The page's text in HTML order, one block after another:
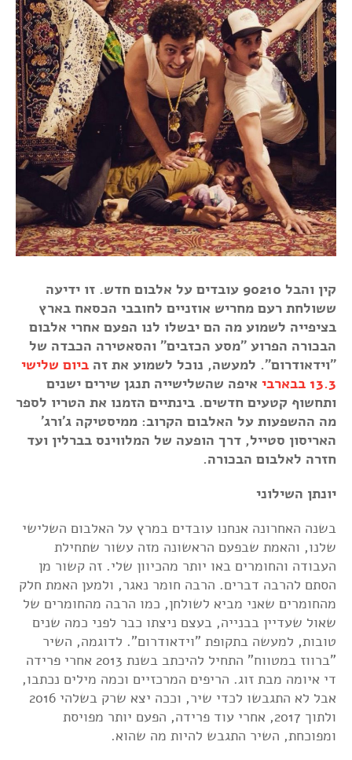
קין והבל 90210 עובדים על אלבום חדש. זו ידיעה
ששולחת רעם מחריש אוזניים לחובבי הכסאח בארץ
בציפייה לשמוע מה הם יבשלו לנו הפעם אחרי אלבום
הבכורה הפרוע "מסע הכזבים" והסאטירה הכבדה של
"וידאודרום". למעשה, נוכל לשמוע את זה ביום שלישי
13.3 בבארבי
איפה שהשלישייה תנגן שירים ישנים
ותחשוף קטעים חדשים. בינתיים הזמנו את הטריו לספר
מה ההשפעות על האלבום הקרוב: ממיסטיקה ג'ורג'
האריסון סטייל, דרך הופעה של המלווינס בברלין ועד
חזרה לאלבום הבכורה.
יונתן השילוני
בשנה האחרונה אנחנו עובדים במרץ על האלבום השלישי
שלנו, והאמת שבפעם הראשונה מזה עשור שתחילת
העבודה והחומרים באו יותר מהכיוון שלי. זה קשור מן
הסתם להרבה דברים. הרבה חומר נאגר, ולמען האמת חלק
מהחומרים שאני מביא לשולחן, כמו הרבה מהחומרים של
שאול שעדיין בבנייה, בעצם ניצתו כבר לפני כמה שנים
טובות, למעשה בתקופת "וידאודרום". לדוגמה, השיר
"ברווז במטווח" התחיל להיכתב בשנת 2013 אחרי פרידה
די איומה מבת זוג. הריפים המרכזיים וכמה מילים נכתבו,
אבל לא התגבשו לכדי שיר, וככה יצא שרק בשלהי 2016
ולתוך 2017, אחרי עוד פרידה, הפעם יותר מפויסת
ומפוכחת, השיר התגבש להיות מה שהוא.